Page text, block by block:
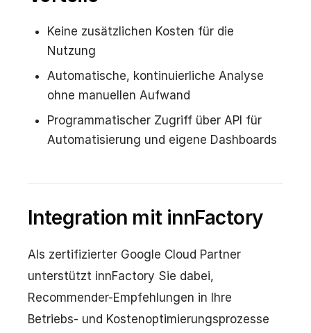
Keine zusätzlichen Kosten für die
Nutzung
Automatische, kontinuierliche Analyse
ohne manuellen Aufwand
Programmatischer Zugriff über API für
Automatisierung und eigene Dashboards
Integration mit innFactory
Als zertifizierter Google Cloud Partner
unterstützt innFactory Sie dabei,
Recommender-Empfehlungen in Ihre
Betriebs- und Kostenoptimierungsprozesse